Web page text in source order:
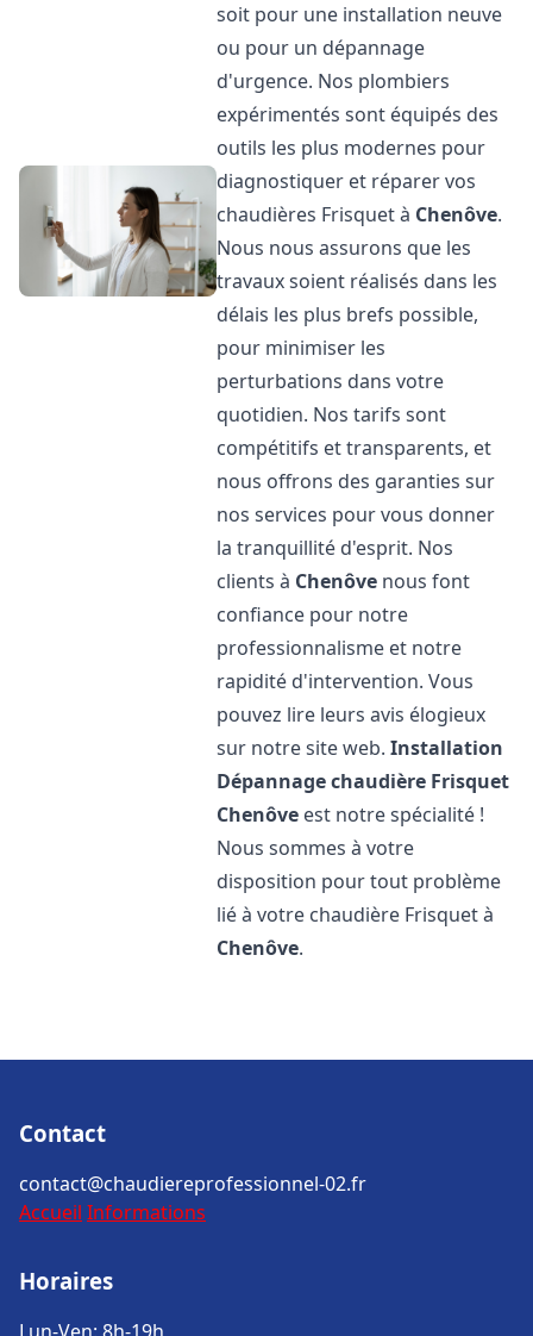
soit pour une installation neuve
ou pour un dépannage
d'urgence. Nos plombiers
expérimentés sont équipés des
outils les plus modernes pour
diagnostiquer et réparer vos
chaudières Frisquet à Chenôve.
Nous nous assurons que les
travaux soient réalisés dans les
délais les plus brefs possible,
pour minimiser les
perturbations dans votre
quotidien. Nos tarifs sont
compétitifs et transparents, et
nous offrons des garanties sur
nos services pour vous donner
la tranquillité d'esprit. Nos
clients à Chenôve nous font
confiance pour notre
professionnalisme et notre
rapidité d'intervention. Vous
pouvez lire leurs avis élogieux
sur notre site web.Installation
Dépannage chaudière Frisquet
Chenôve est notre spécialité !
Nous sommes à votre
disposition pour tout problème
lié à votre chaudière Frisquet à
Chenôve.
Contact
contact@chaudiereprofessionnel-02.fr
Accueil Informations
Horaires